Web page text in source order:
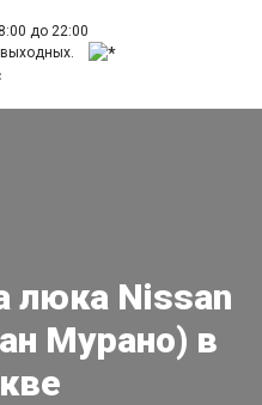
до 22:00
люка Nissan
Мурано) в